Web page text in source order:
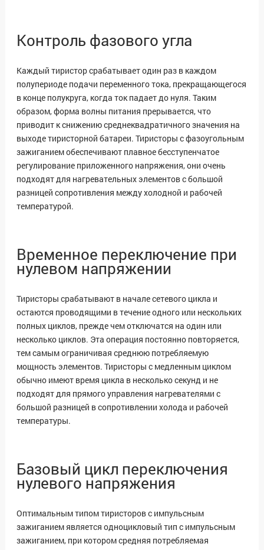
Контроль фазового угла
Каждый тиристор срабатывает один раз в каждом
полупериоде подачи переменного тока, прекращающегося
в конце полукруга, когда ток падает до нуля. Таким
образом, форма волны питания прерывается, что
приводит к снижению среднеквадратичного значения на
выходе тиристорной батареи. Тиристоры с фазоугольным
зажиганием обеспечивают плавное бесступенчатое
регулирование приложенного напряжения, они очень
подходят для нагревательных элементов с большой
разницей сопротивления между холодной и рабочей
температурой.
Временное переключение при
нулевом напряжении
Тиристоры срабатывают в начале сетевого цикла и
остаются проводящими в течение одного или нескольких
полных циклов, прежде чем отключатся на один или
несколько циклов. Эта операция постоянно повторяется,
тем самым ограничивая среднюю потребляемую
мощность элементов. Тиристоры с медленным циклом
обычно имеют время цикла в несколько секунд и не
подходят для прямого управления нагревателями с
большой разницей в сопротивлении холода и рабочей
температуры.
Базовый цикл переключения
нулевого напряжения
Оптимальным типом тиристоров с импульсным
зажиганием является одноцикловый тип с импульсным
зажиганием, при котором средняя потребляемая